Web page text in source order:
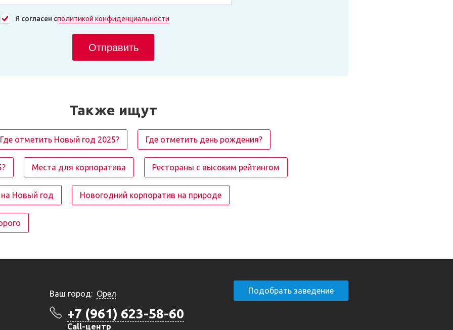
Я согласен сполитикой конфиденциальности
Отправить
Также ищут
Где отметить Новый год 2025? Где отметить день рождения?
Места для корпоратива Рестораны с высоким рейтингом
Новый год Новогодний корпоратив на природе
Ваш город: Орел
+7 (961) 623-58-60
Call-центр
Подобрать заведение